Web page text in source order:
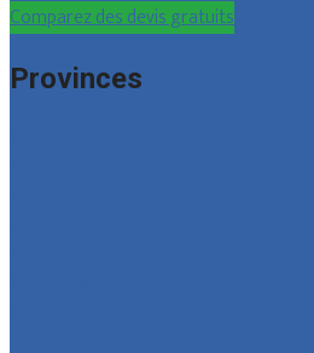
Comparez des devis gratuits
Provinces